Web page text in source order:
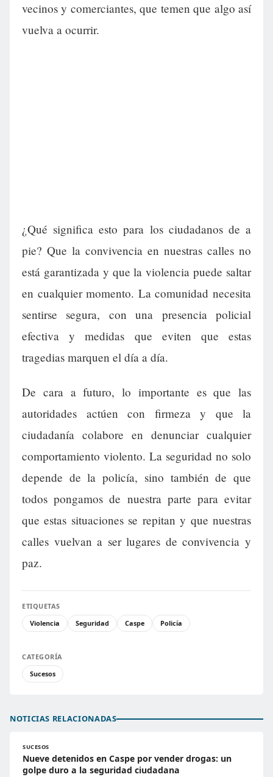
vecinos y comerciantes, que temen que algo así
vuelva a ocurrir.
¿Qué significa esto para los ciudadanos de a
pie? Que la convivencia en nuestras calles no
está garantizada y que la violencia puede saltar
en cualquier momento. La comunidad necesita
sentirse segura, con una presencia policial
efectiva y medidas que eviten que estas
tragedias marquen el día a día.
De cara a futuro, lo importante es que las
autoridades actúen con firmeza y que la
ciudadanía colabore en denunciar cualquier
comportamiento violento. La seguridad no solo
depende de la policía, sino también de que
todos pongamos de nuestra parte para evitar
que estas situaciones se repitan y que nuestras
calles vuelvan a ser lugares de convivencia y
paz.
ETIQUETAS
Violencia
Seguridad Caspe Policía
CATEGORÍA
Sucesos
NOTICIAS RELACIONADAS
SUCESOS
Nueve detenidos en Caspe por vender drogas: un
golpe duro a la seguridad ciudadana